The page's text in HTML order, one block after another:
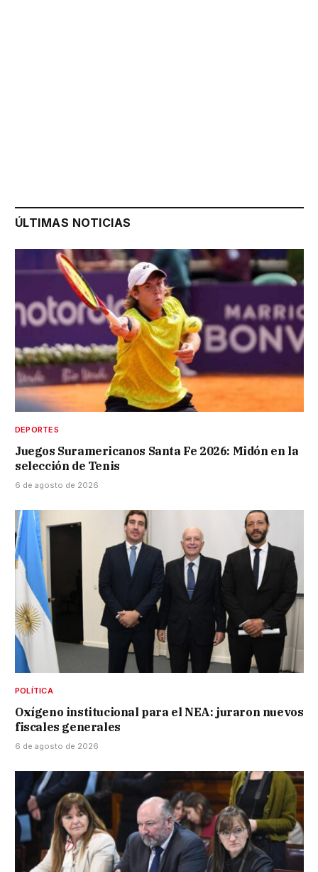
ÚLTIMAS NOTICIAS
DEPORTES
Juegos Suramericanos Santa Fe 2026: Midón en la
selección de Tenis
6 de agosto de 2026
POLÍTICA
Oxígeno institucional para el NEA: juraron nuevos
fiscales generales
6 de agosto de 2026